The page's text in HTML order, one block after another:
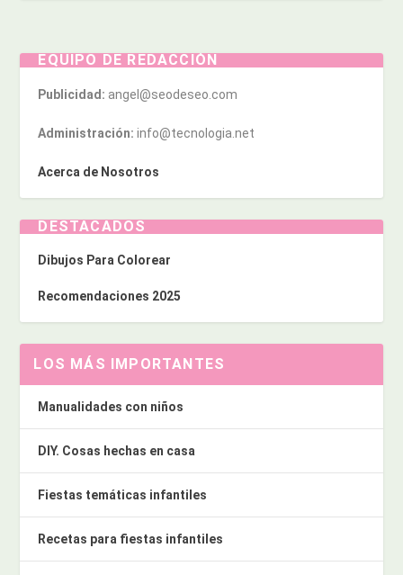
EQUIPO DE REDACCIÓN
Publicidad: angel@seodeseo.com
Administración: info@tecnologia.net
Acerca de Nosotros
DESTACADOS
Dibujos Para Colorear
Recomendaciones 2025
LOS MÁS IMPORTANTES
Manualidades con niños
DIY. Cosas hechas en casa
Fiestas temáticas infantiles
Recetas para fiestas infantiles